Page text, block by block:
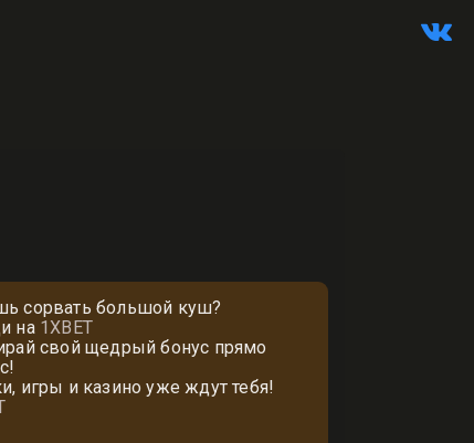
сорвать большой куш?
на 1XBET
свой щедрый бонус прямо
игры и казино уже ждут тебя!